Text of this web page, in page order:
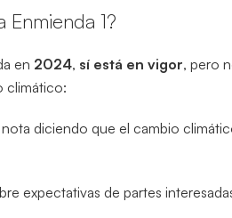
1?
en 2024, sí está en vigor, pero
climático:
nota diciendo que el cambio
expectativas de partes